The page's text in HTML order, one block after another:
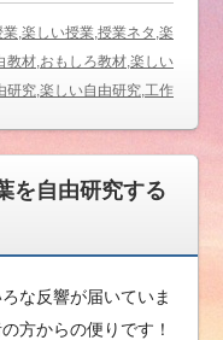
,楽しい授業,授業ネタ,楽
教材,おもしろ教材,楽しい
研究,楽しい自由研究,工作
を自由研究する
な反響が届いていま
方からの便りです！